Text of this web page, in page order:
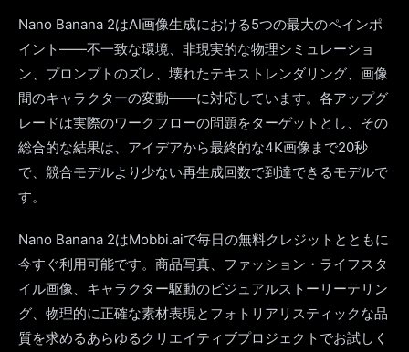
Nano Banana 2はAI画像生成における5つの最大のペインポ
イント——不一致な環境、非現実的な物理シミュレーショ
ン、プロンプトのズレ、壊れたテキストレンダリング、画像
間のキャラクターの変動——に対応しています。各アップグ
レードは実際のワークフローの問題をターゲットとし、その
総合的な結果は、アイデアから最終的な4K画像まで20秒
で、競合モデルより少ない再生成回数で到達できるモデルで
す。
Nano Banana 2はMobbi.aiで毎日の無料クレジットとともに
今すぐ利用可能です。商品写真、ファッション・ライフスタ
イル画像、キャラクター駆動のビジュアルストーリーテリン
グ、物理的に正確な素材表現とフォトリアリスティックな品
質を求めるあらゆるクリエイティブプロジェクトでお試しく